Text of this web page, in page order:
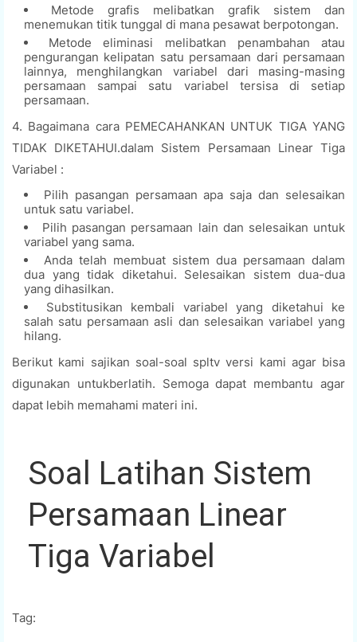
Metode grafis melibatkan grafik sistem dan
menemukan titik tunggal di mana pesawat berpotongan.
Metode eliminasi melibatkan penambahan atau
pengurangan kelipatan satu persamaan dari persamaan
lainnya, menghilangkan variabel dari masing-masing
persamaan sampai satu variabel tersisa di setiap
persamaan.
4. Bagaimana cara PEMECAHANKAN UNTUK TIGA YANG
TIDAK DIKETAHUI.dalam Sistem Persamaan Linear Tiga
Variabel :
Pilih pasangan persamaan apa saja dan selesaikan
untuk satu variabel.
Pilih pasangan persamaan lain dan selesaikan untuk
variabel yang sama.
Anda telah membuat sistem dua persamaan dalam
dua yang tidak diketahui. Selesaikan sistem dua-dua
yang dihasilkan.
Substitusikan kembali variabel yang diketahui ke
salah satu persamaan asli dan selesaikan variabel yang
hilang.
Berikut kami sajikan soal-soal spltv versi kami agar bisa
digunakan untukberlatih. Semoga dapat membantu agar
dapat lebih memahami materi ini.
Soal Latihan Sistem
Persamaan Linear
Tiga Variabel
Tag: